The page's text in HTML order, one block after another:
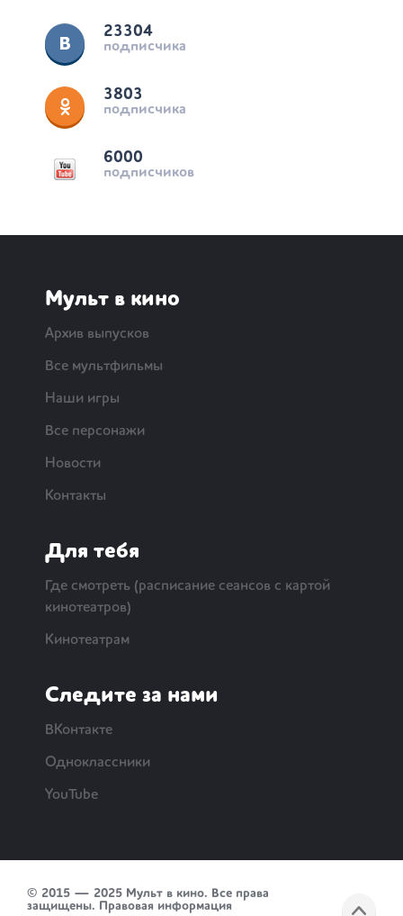
23304
подписчика
3803
подписчика
6000
подписчиков
Мульт в кино
Архив выпусков
Все мультфильмы
Наши игры
Все персонажи
Новости
Контакты
Для тебя
Где смотреть (расписание сеансов с картой
кинотеатров)
Кинотеатрам
Следите за нами
ВКонтакте
Одноклассники
YouTube
© 2015 — 2025 Мульт в кино. Все права
защищены. Правовая информация